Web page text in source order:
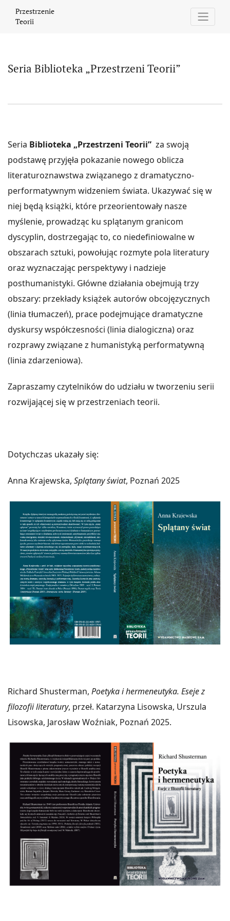
Seria Biblioteka „Przestrzeni
Przestrzenie
Teorii
Seria Biblioteka „Przestrzeni Teorii”
Seria Biblioteka „Przestrzeni Teorii” za swoją
podstawę przyjęła pokazanie nowego oblicza
literaturoznawstwa związanego z dramatyczno-
performatywnym widzeniem świata. Ukazywać się w
niej będą książki, które przeorientowały nasze
myślenie, prowadząc ku splątanym granicom
dyscyplin, dostrzegając to, co niedefiniowalne w
obszarach sztuki, powołując rozmyte pola literatury
oraz wyznaczając perspektywy i nadzieje
posthumanistyki. Główne działania obejmują trzy
obszary: przekłady książek autorów obcojęzycznych
(linia tłumaczeń), prace podejmujące dramatyczne
dyskursy współczesności (linia dialogiczna) oraz
rozprawy związane z humanistyką performatywną
(linia zdarzeniowa).
Zapraszamy czytelników do udziału w tworzeniu serii
rozwijającej się w przestrzeniach teorii.
Dotychczas ukazały się:
Anna Krajewska, Splątany świat, Poznań 2025
Richard Shusterman, Poetyka i hermeneutyka. Eseje z
filozofii literatury, przeł. Katarzyna Lisowska, Urszula
Lisowska, Jarosław Woźniak, Poznań 2025.